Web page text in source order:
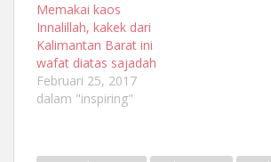
Memakai kaos
Innalillah, kakek dari
Kalimantan Barat ini
wafat diatas sajadah
Februari 25, 2017
dalam "inspiring"